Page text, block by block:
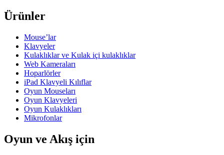
Ürünler
Mouse’lar
Klavyeler
Kulaklıklar ve Kulak içi kulaklıklar
Web Kameraları
Hoparlörler
iPad Klavyeli Kılıflar
Oyun Mouseları
Oyun Klavyeleri
Oyun Kulaklıkları
Mikrofonlar
Oyun ve Akış için